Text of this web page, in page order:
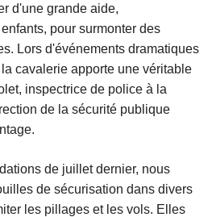
d'une grande aide,
pour surmonter des
Lors d'événements dramatiques
cavalerie apporte une véritable
inspectrice de police à la
de la sécurité publique
de juillet dernier, nous
de sécurisation dans divers
les pillages et les vols. Elles